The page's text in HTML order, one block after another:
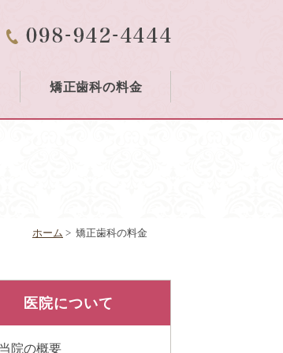
矯正歯科の料金
ホーム > 矯正歯科の料金
医院について
当院の概要